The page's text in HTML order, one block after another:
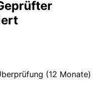
(12 Monate)